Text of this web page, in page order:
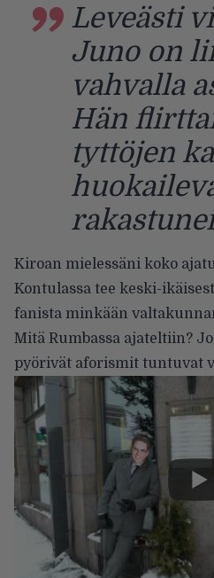
Leveästi
Juno on
vahvalla
Hän
tyttöjen
Kiroan mielessäni koko
Kontulassa tee keski-
fanista minkään
Mitä Rumbassa ajateltiin?
pyörivät aforismit tuntuvat